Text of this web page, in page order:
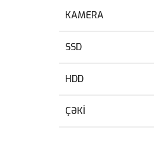
KAMERA
SSD
HDD
ÇƏKI